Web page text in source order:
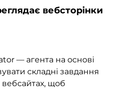
вебсторінки
— агента на основі
складні завдання
вебсайтах, щоб